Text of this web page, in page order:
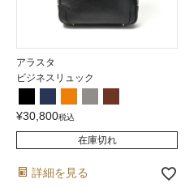
アラスタ
ビジネスリュック
¥30,800税込
在庫切れ
詳細を見る